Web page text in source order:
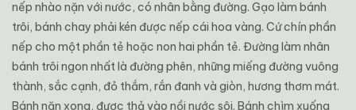
nếp nhào nặn với nước, có nhân bằng đường. Gạo làm bánh
trôi, bánh chay phải kén được nếp cái hoa vàng. Cứ chín phần
nếp cho một phần tẻ hoặc non hai phần tẻ. Đường làm nhân
bánh trôi ngon nhất là đường phên, những miếng đường vuông
thành, sắc cạnh, đỏ thắm, rắn đanh và giòn, hương thơm mát.
Bánh nặn xong, được thả vào nồi nước sôi. Bánh chìm xuống